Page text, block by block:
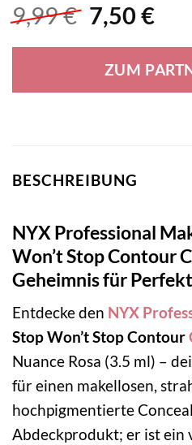
9,99€
war:
9,99 €
7,50 €
ist:
ZUM
BESCHREIBUNG
NYX Professional
Won’t Stop Contour
Geheimnis für
Entdecke den NYX
Stop Won’t Stop Contour
Nuance Rosa (3.5 ml) –
für einen makellosen,
hochpigmentierte
Abdeckprodukt; er ist ein